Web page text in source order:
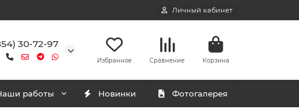
Личный кабинет
30-72-97
Избранное Сравнение Корзина
работы Новинки Фотогалерея